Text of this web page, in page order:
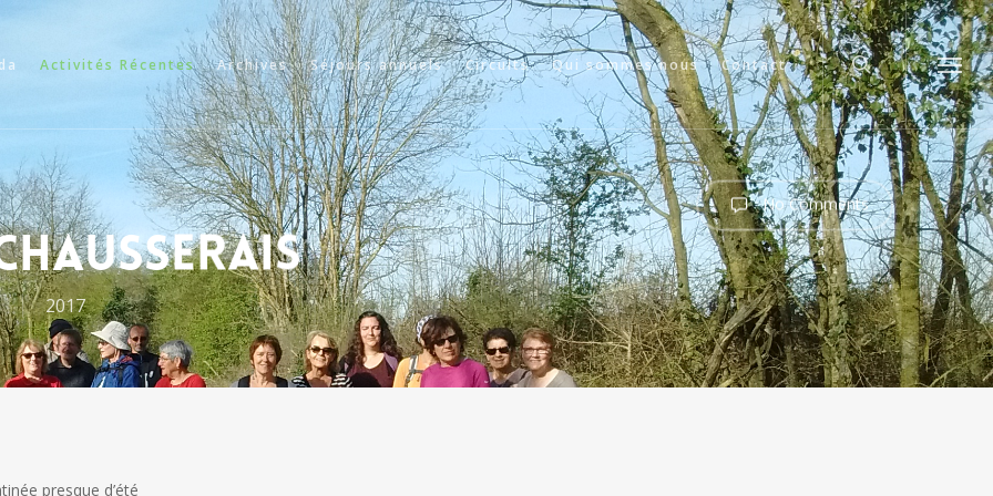
Activités Récentes Archives Séjours annuels Circuits Qui sommes nous Contact
search
Menu
2017
No Comments
presque d’été